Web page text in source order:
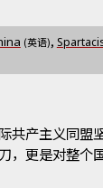
(英语),
共产主义同盟
，更是对整个